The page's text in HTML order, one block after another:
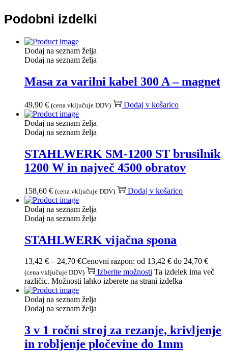
Podobni izdelki
Dodaj na seznam želja
Dodaj na seznam želja
Masa za varilni kabel 300 A – magnet
49,90 € (cena vključuje DDV) Dodaj v košarico
Dodaj na seznam želja
Dodaj na seznam želja
STAHLWERK SM-1200 ST brusilnik
1200 W in največ 4500 obratov
158,60 € (cena vključuje DDV) Dodaj v košarico
Dodaj na seznam želja
Dodaj na seznam želja
STAHLWERK vijačna spona
13,42 € – 24,70 €Cenovni razpon: od 13,42 € do 24,70 €
(cena vključuje DDV) Izberite možnosti Ta izdelek ima več
različic. Možnosti lahko izberete na strani izdelka
Dodaj na seznam želja
Dodaj na seznam želja
3 v 1 ročni stroj za rezanje, krivljenje
in robljenje pločevine do 1mm